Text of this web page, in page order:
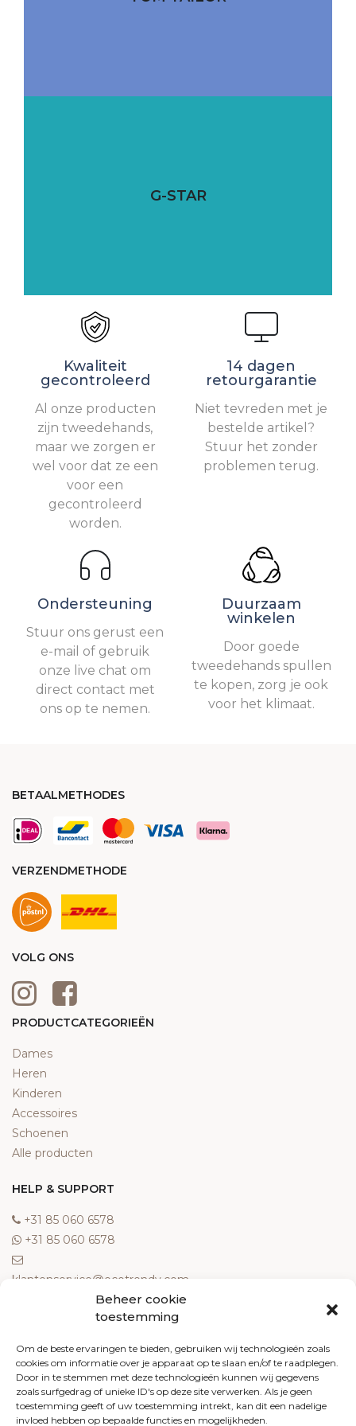
Beheer cookie
toestemming
Om de beste ervaringen te bieden, gebruiken wij technologieën zoals
cookies om informatie over je apparaat op te slaan en/of te raadplegen.
Door in te stemmen met deze technologieën kunnen wij gegevens
zoals surfgedrag of unieke ID's op deze site verwerken. Als je geen
toestemming geeft of uw toestemming intrekt, kan dit een nadelige
invloed hebben op bepaalde functies en mogelijkheden.
G-STAR
Kwaliteit
gecontroleerd
Al onze producten
zijn tweedehands,
maar we zorgen er
wel voor dat ze een
voor een
gecontroleerd
worden.
14 dagen
retourgarantie
Niet tevreden met je
bestelde artikel?
Stuur het zonder
problemen terug.
Ondersteuning
Stuur ons gerust een
e-mail of gebruik
onze live chat om
direct contact met
ons op te nemen.
Duurzaam
winkelen
Door goede
tweedehands spullen
te kopen, zorg je ook
voor het klimaat.
BETAALMETHODES
VERZENDMETHODE
VOLG ONS
PRODUCTCATEGORIEËN
Dames
Heren
Kinderen
Accessoires
Schoenen
Alle producten
HELP & SUPPORT
‎+31 85 060 6578
‎+31 85 060 6578
klantenservice@ecotrendy.com
Meest gestelde vragen
Contact
Algemene voorwaarden
Retourneren